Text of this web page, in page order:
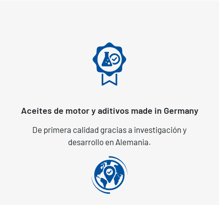
Aceites de motor y aditivos made in Germany
De primera calidad gracias a investigación y
desarrollo en Alemania.